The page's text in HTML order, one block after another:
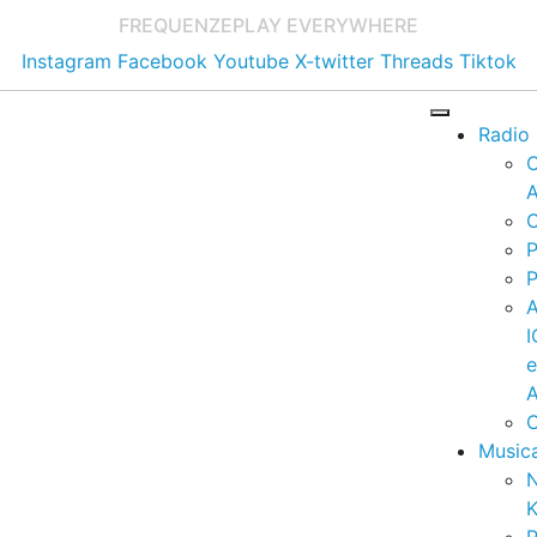
FREQUENZEPLAY EVERYWHERE
Instagram Facebook Youtube X-twitter Threads Tiktok
Radio
e